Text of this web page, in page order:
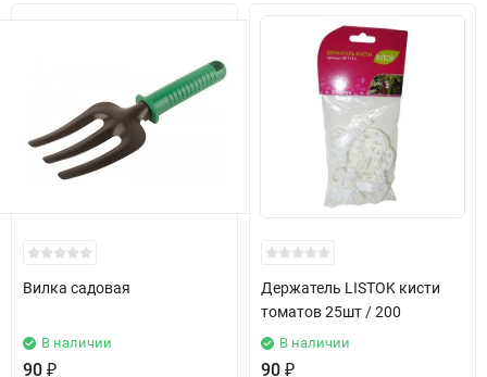
Вилка садовая
В наличии
90 ₽
Держатель LISTOK кисти
томатов 25шт / 200
В наличии
90 ₽